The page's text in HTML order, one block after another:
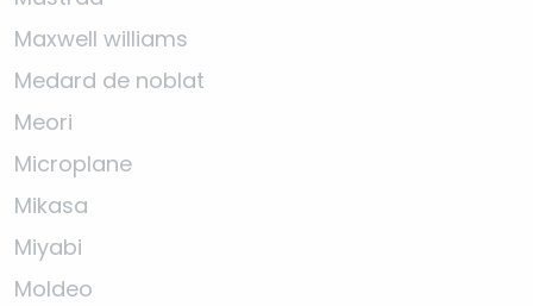
Maxwell williams
Medard de noblat
Meori
Microplane
Mikasa
Miyabi
Moldeo